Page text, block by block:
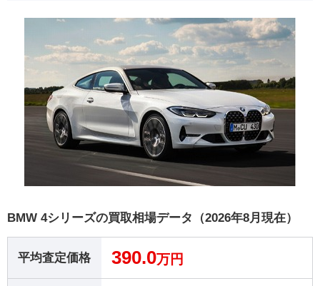
BMW 4シリーズの買取相場データ（2026年8月現在）
平均査定価格 390.0万円